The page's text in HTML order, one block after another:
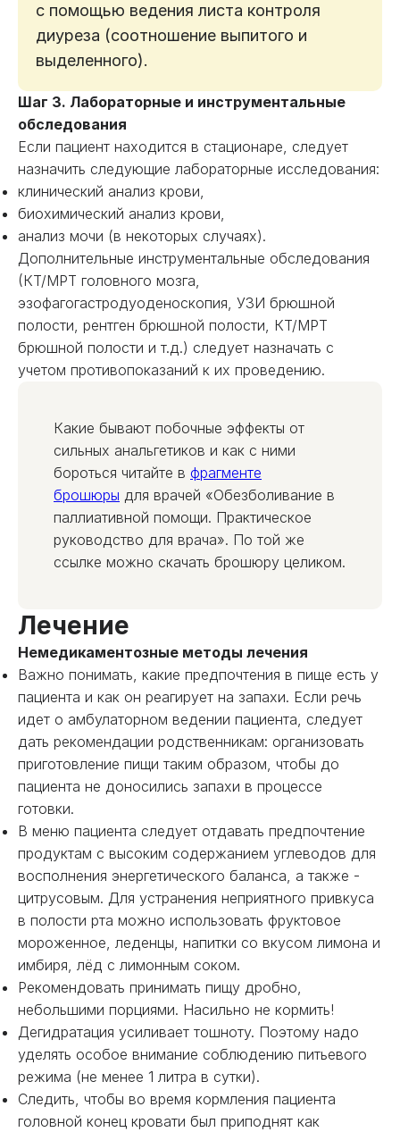
с помощью ведения листа контроля
диуреза (соотношение выпитого и
выделенного).
Шаг 3. Лабораторные и инструментальные
обследования
Если пациент находится в стационаре, следует
назначить следующие лабораторные исследования:
клинический анализ крови,
биохимический анализ крови,
анализ мочи (в некоторых случаях).
Дополнительные инструментальные обследования
(КТ/МРТ головного мозга,
эзофагогастродуоденоскопия, УЗИ брюшной
полости, рентген брюшной полости, КТ/МРТ
брюшной полости и т.д.) следует назначать с
учетом противопоказаний к их проведению.
Какие бывают побочные эффекты от
сильных анальгетиков и как с ними
бороться читайте в фрагменте
брошюры для врачей «Обезболивание в
паллиативной помощи. Практическое
руководство для врача». По той же
ссылке можно скачать брошюру целиком.
Лечение
Немедикаментозные методы лечения
Важно понимать, какие предпочтения в пище есть у
пациента и как он реагирует на запахи. Если речь
идет о амбулаторном ведении пациента, следует
дать рекомендации родственникам: организовать
приготовление пищи таким образом, чтобы до
пациента не доносились запахи в процессе
готовки.
В меню пациента следует отдавать предпочтение
продуктам с высоким содержанием углеводов для
восполнения энергетического баланса, а также -
цитрусовым. Для устранения неприятного привкуса
в полости рта можно использовать фруктовое
мороженное, леденцы, напитки со вкусом лимона и
имбиря, лёд с лимонным соком.
Рекомендовать принимать пищу дробно,
небольшими порциями. Насильно не кормить!
Дегидратация усиливает тошноту. Поэтому надо
уделять особое внимание соблюдению питьевого
режима (не менее 1 литра в сутки).
Следить, чтобы во время кормления пациента
головной конец кровати был приподнят как